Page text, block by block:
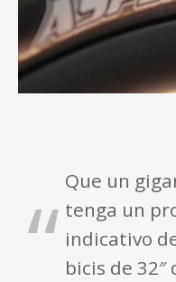
Que un
tenga un
indicativo
bicis de